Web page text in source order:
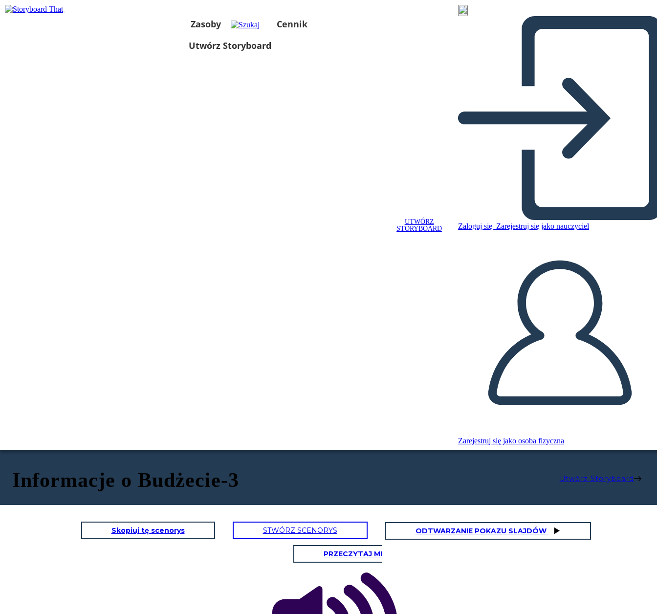
Zasoby
Cennik
Utwórz Storyboard
UTWÓRZ
STORYBOARD
Zaloguj się Zarejestruj się jako nauczyciel
Zarejestruj się jako osoba fizyczna
Informacje o Budżecie-3 Utwórz Storyboard
Skopiuj tę scenorys STWÓRZ SCENORYS ODTWARZANIE POKAZU SLAJDÓW
PRZECZYTAJ MI